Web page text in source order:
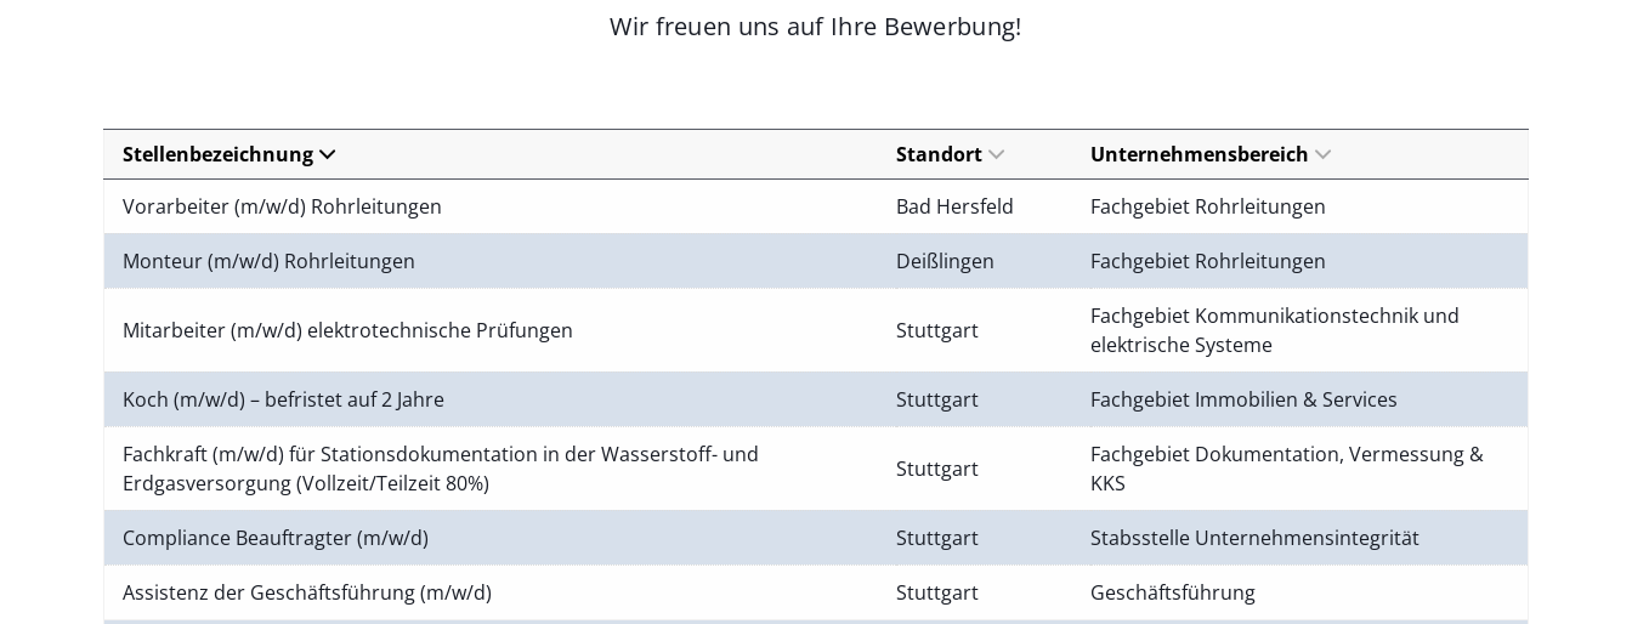
Wir freuen uns auf Ihre Bewerbung!
Stellenbezeichnung Standort
Unternehmensbereich
Vorarbeiter (m/w/d) Rohrleitungen
Bad Hersfeld Fachgebiet Rohrleitungen
Monteur (m/w/d) Rohrleitungen Deißlingen Fachgebiet Rohrleitungen
Mitarbeiter (m/w/d) elektrotechnische Prüfungen Stuttgart
Fachgebiet Kommunikationstechnik und
elektrische Systeme
Koch (m/w/d) – befristet auf 2 Jahre Stuttgart Fachgebiet Immobilien & Services
Fachkraft (m/w/d) für Stationsdokumentation in der Wasserstoff- und
Erdgasversorgung (Vollzeit/Teilzeit 80%)
Stuttgart
Fachgebiet Dokumentation, Vermessung &
KKS
Compliance Beauftragter (m/w/d) Stuttgart Stabsstelle Unternehmensintegrität
Assistenz der Geschäftsführung (m/w/d) Stuttgart Geschäftsführung